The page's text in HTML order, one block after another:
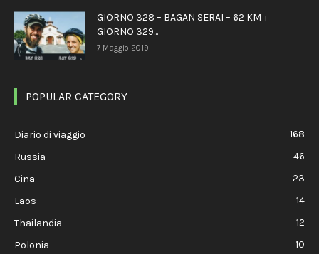
GIORNO 328 – BAGAN SERAI – 62 KM +
GIORNO 329...
7 Maggio 2019
POPULAR CATEGORY
Diario di viaggio
168
Russia
46
Cina
23
Laos
14
Thailandia
12
Polonia
10